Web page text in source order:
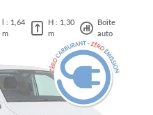
l : 1,64
m
H : 1,30
m
Boîte
auto